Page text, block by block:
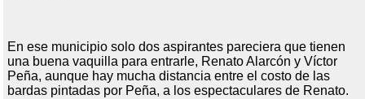
En ese municipio solo dos aspirantes pareciera que tienen
una buena vaquilla para entrarle, Renato Alarcón y Víctor
Peña, aunque hay mucha distancia entre el costo de las
bardas pintadas por Peña, a los espectaculares de Renato.